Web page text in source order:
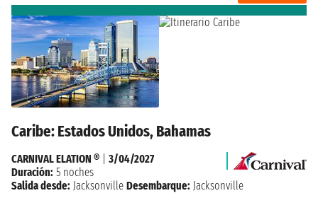
Caribe: Estados Unidos, Bahamas
CARNIVAL ELATION ®
3/04/2027
Duración: 5 noches
Salida desde: Jacksonville Desembarque: Jacksonville